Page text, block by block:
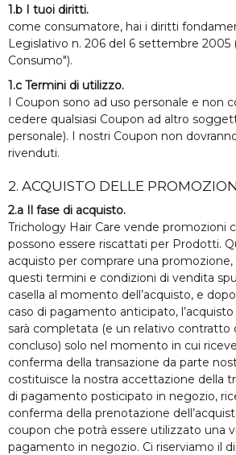
1.b I tuoi diritti.
come consumatore, hai i diritti
Legislativo n. 206 del 6 settembre 2005
Consumo").
1.c Termini di utilizzo.
I Coupon sono ad uso personale e non
cedere qualsiasi Coupon ad altro
personale). I nostri Coupon non
rivenduti.
2. ACQUISTO DELLE
2.a Il fase di acquisto.
Trichology Hair Care vende promozioni
possono essere riscattati per Prodotti.
acquisto per comprare una
questi termini e condizioni di vendita
casella al momento dell’acquisto, e
caso di pagamento anticipato,
sarà completata (e un relativo contratto
concluso) solo nel momento in cui
conferma della transazione da parte
costituisce la nostra accettazione della
di pagamento posticipato in negozio,
conferma della prenotazione
coupon che potrà essere utilizzato una
pagamento in negozio. Ci riserviamo il